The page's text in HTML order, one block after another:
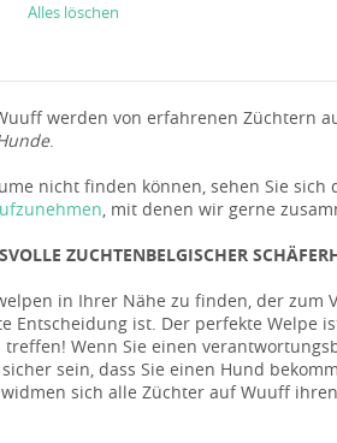
Alles löschen
werden von erfahrenen Züchtern
.
nicht finden können, sehen Sie sich
, mit denen wir gerne
ZUCHTENBELGISCHER
in Ihrer Nähe zu finden, der zum
Entscheidung ist. Der perfekte Welpe
Wenn Sie einen
sein, dass Sie einen Hund
sich alle Züchter auf Wuuff